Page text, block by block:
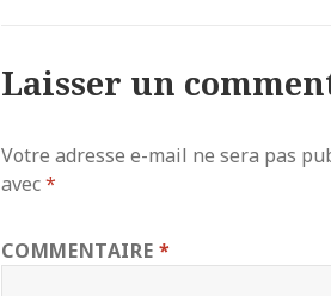
Laisser un
Votre adresse e-mail ne sera pas
avec*
COMMENTAIRE*